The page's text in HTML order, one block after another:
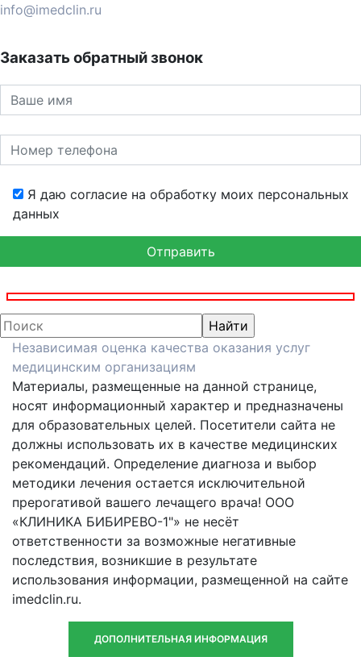
info@imedclin.ru
Заказать обратный звонок
Я даю согласие на обработку моих персональных
данных
Независимая оценка качества оказания услуг
медицинским организациям
Материалы, размещенные на данной странице,
носят информационный характер и предназначены
для образовательных целей. Посетители сайта не
должны использовать их в качестве медицинских
рекомендаций. Определение диагноза и выбор
методики лечения остается исключительной
прерогативой вашего лечащего врача! ООО
«КЛИНИКА БИБИРЕВО-1"» не несёт
ответственности за возможные негативные
последствия, возникшие в результате
использования информации, размещенной на сайте
imedclin.ru.
ДОПОЛНИТЕЛЬНАЯ ИНФОРМАЦИЯ